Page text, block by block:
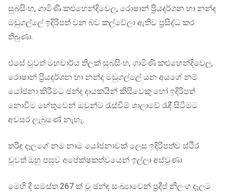
සුබසිංහ, ගාමිණි කළුහෙන්දිවෙල, රොෂාන් ප්‍රියදර්ශන හා නන්ද
මඩුගල්ලේ ඉදිරිපත් වන බව කල්වේලා ඇතිව ප්‍රසිද්ධ කර
තිබුණා.
එසේ වුවත් මහචාර්ය තිලක් සුබසිංහ, ගාමිණි කළුහෙන්දිවෙල,
රොෂාන් ප්‍රියදර්ශන හා නන්ද මඩුගල්ලේ යන අයගේ නම්
යෝජනා කිරීමට ඡන්ද දායකයින් කිසිවෙකු හෝ ඉදිරිපත්
නොවීම හේතුවෙන් ඔවුන්ට රැස්වීම් ශාලාවේ රැඳී සිටීමට
අවසර ලැබුණේ නැහැ.
තරිඳු දෑලගේ නම නාම යෝජනාවක් ලෙස ඉදිරිපත්ව ස්ථිර
වුවත් ඔහු පසුව අපේක්ෂකත්වයෙන් ඉල්ලා අස්වුණා.
මෙහි දී සමස්ත 267 ක් වූ ඡන්ද සංඛ්‍යාවෙන් ප්‍රදීප් නිලංග දෑලට